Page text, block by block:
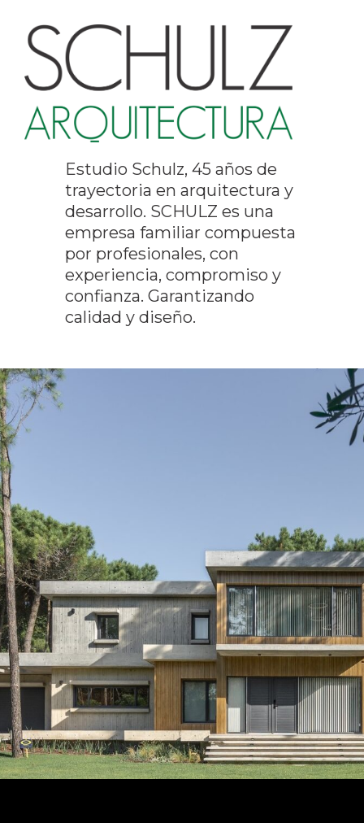
Estudio Schulz, 45 años de
trayectoria en arquitectura y
desarrollo. SCHULZ es una
empresa familiar compuesta
por profesionales, con
experiencia, compromiso y
confianza. Garantizando
calidad y diseño.